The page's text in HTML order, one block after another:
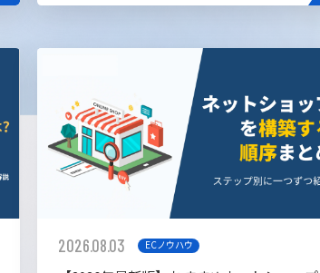
2026.08.03 ECノウハウ